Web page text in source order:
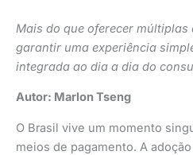
Mais do que oferecer
garantir uma experiência
integrada ao dia a dia do
Autor: Marlon Tseng
O Brasil vive um momento
meios de pagamento. A